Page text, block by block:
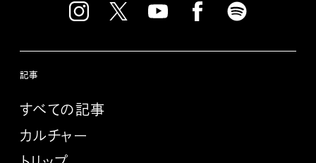
記事
すべての記事
カルチャー